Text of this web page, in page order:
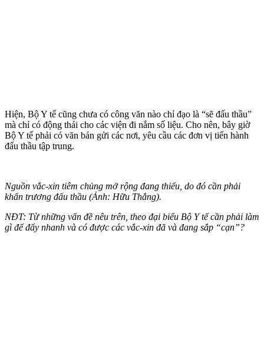
Hiện, Bộ Y tế cũng chưa có công văn nào chỉ đạo là “sẽ đấu thầu”
mà chỉ có động thái cho các viện đi nắm số liệu. Cho nên, bây giờ
Bộ Y tế phải có văn bản gửi các nơi, yêu cầu các đơn vị tiến hành
đấu thầu tập trung.
Nguồn vắc-xin tiêm chủng mở rộng đang thiếu, do đó cần phải
khẩn trương đấu thầu (Ảnh: Hữu Thắng).
NĐT: Từ những vấn đề nêu trên, theo đại biểu Bộ Y tế cần phải làm
gì để đẩy nhanh và có được các vắc-xin đã và đang sắp “cạn”?